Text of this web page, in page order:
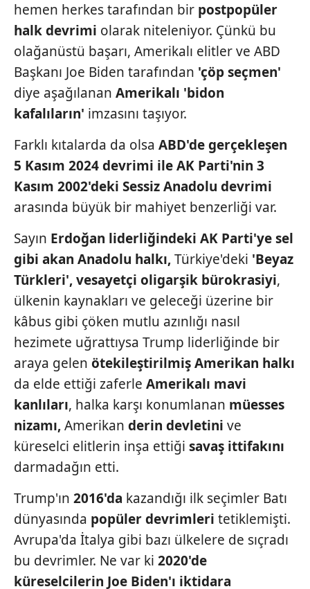
hemen herkes tarafından bir postpopüler
halk devrimi olarak niteleniyor. Çünkü bu
olağanüstü başarı, Amerikalı elitler ve ABD
Başkanı Joe Biden tarafından 'çöp seçmen'
diye aşağılanan Amerikalı 'bidon
kafalıların' imzasını taşıyor.
Farklı kıtalarda da olsa ABD'de gerçekleşen
5 Kasım 2024 devrimi ile AK Parti'nin 3
Kasım 2002'deki Sessiz Anadolu devrimi
arasında büyük bir mahiyet benzerliği var.
Sayın Erdoğan liderliğindeki AK Parti'ye sel
gibi akan Anadolu halkı,Türkiye'deki 'Beyaz
Türkleri', vesayetçi oligarşik bürokrasiyi,
ülkenin kaynakları ve geleceği üzerine bir
kâbus gibi çöken mutlu azınlığı nasıl
hezimete uğrattıysa Trump liderliğinde bir
araya gelen ötekileştirilmişAmerikan halkı
da elde ettiği zaferle Amerikalı mavi
kanlıları, halka karşı konumlanan müesses
nizamı,Amerikan derin devletini ve
küreselci elitlerin inşa ettiği savaş ittifakını
darmadağın etti.
Trump'ın 2016'da kazandığı ilk seçimler Batı
dünyasında popüler devrimleri tetiklemişti.
Avrupa'da İtalya gibi bazı ülkelere de sıçradı
bu devrimler. Ne var ki 2020'de
küreselcilerin Joe Biden'ı iktidara